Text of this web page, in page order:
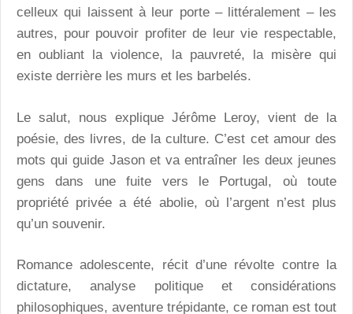
celleux qui laissent à leur porte – littéralement – les
autres, pour pouvoir profiter de leur vie respectable,
en oubliant la violence, la pauvreté, la misère qui
existe derrière les murs et les barbelés.
Le salut, nous explique Jérôme Leroy, vient de la
poésie, des livres, de la culture. C’est cet amour des
mots qui guide Jason et va entraîner les deux jeunes
gens dans une fuite vers le Portugal, où toute
propriété privée a été abolie, où l’argent n’est plus
qu’un souvenir.
Romance adolescente, récit d’une révolte contre la
dictature, analyse politique et considérations
philosophiques, aventure trépidante, ce roman est tout